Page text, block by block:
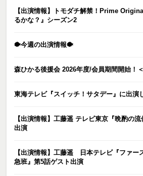
【出演情報】トモダチ解禁！Prime
るかな？』シーズン2
🐡今週の出演情報🐡
森ひかる後援会 2026年度/会員期間開始！
東海テレビ『スイッチ！サタデー』に出演
【出演情報】工藤遥 テレビ東京『晩酌の
出演
【出演情報】工藤遥 日本テレビ『ファ
急班』第5話ゲスト出演